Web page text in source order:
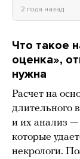
2 года назад
Что такое
оценка»,
нужна
Расчет на
длительного
и их анализ —
которые
некрологи.